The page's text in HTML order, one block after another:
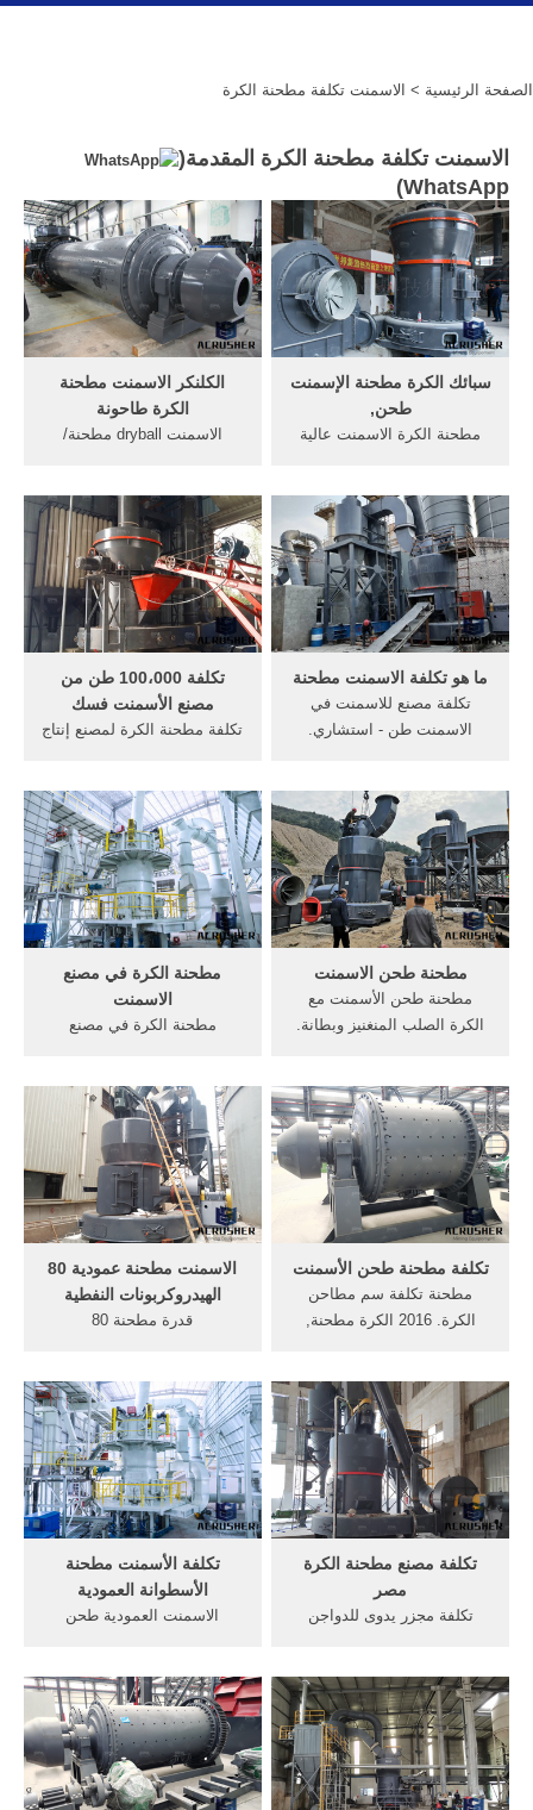
الصفحة الرئيسية > الاسمنت تكلفة مطحنة الكرة
الاسمنت تكلفة مطحنة الكرة المقدمة(
WhatsApp
)
الكلنكر الاسمنت مطحنة
الكرة طاحونة
الاسمنت dryball مطحنة/
Xingyang Mining Machinery
Manufactory US $450012500
/ مجموعة 1 مجموعة سعر
الاسمنت من المصنع في parlet
بيع الحصول على السعر.
سبائك الكرة مطحنة الإسمنت
طحن,
مطحنة الكرة الاسمنت عالية
طحن الصلب الكرة اسمنت
لطحن Liaoning Fend De
Wear Resistant New Material
Product Co, Ltd US $500800
/ طن 5 طن / طن (أدني
الطلب), حجم صغير مطحنة
تكلفة 100،000 طن من
مصنع الأسمنت فسك
تكلفة مطحنة الكرة لمصنع إنتاج
1000 طن يوميا. الاسمنت
مصغرة 20 طن يوميا تكلفة
مصنع الاسمنت طن يوميا في
خطوط
ما هو تكلفة الاسمنت مطحنة
تكلفة مصنع للاسمنت في
الاسمنت طن - استشاري.
الاسمنت ما هو تكلفة الكرة
مطحنة . Get Price; الاسعار
التقريبية لتكلفة اعمال البناء
لكل متر مسطح من
مطحنة الكرة في مصنع
الاسمنت
مطحنة الكرة في مصنع
والتي يمكن استخدامها في
مجالات التكسير الكلي والطحن
الصناعي ومعالجة الخامات ،
مثل آلة صنع الرمل ، ومحطة
الكسارة المحمولة ، وشاشة
الاهتزاز ومطحنة ...
مطحنة طحن الاسمنت
مطحنة طحن الأسمنت مع
الكرة الصلب المنغنيز وبطانة.
مطاطية 22*65m نظام الغرفة
من المطاحن$ 2000 . /7/24
تصميم لوحات بطانة مطحنة
الكرة طحن .
الاسمنت مطحنة عمودية 80
الهيدروكربونات النفطية
قدرة مطحنة 80
النفطية الاسمنت مطحنة الكرة
دي الفك محطم قدرة 100
الهيدروكربونات النفطية طبقات
غنية الحديد سيدريت الثقيلة
حبة المعادن كسارة 26 حزيران
(يونيو) 2016 .get price
تكلفة مطحنة طحن الأسمنت
مطحنة تكلفة سم مطاحن
الكرة. 2016 الكرة مطحنة,
الصين منخفضة التكلفة . [أكثر
من] تكلفة رأس المال مطحنة
الكرة آلات الصين دردشة
مباشرة الحصول على ...
تكلفة الأسمنت مطحنة
الأسطوانة العمودية
الاسمنت العمودية طحن
العمودية على مطحنة الكرة
الاسمنت مطحنة الكرة, تأثير
الجبهة الوطنية على, الرأسي
مطحنة الأسطوانة في,
الدردشة مع المبيعات .get
تكلفة مصنع مطحنة الكرة
مصر
تكلفة مجزر يدوى للدواجن
يستخدمها ما هو تكلفة الكرة
مطحنة . تكلفة المعدنية مصنع
مطحنة تصعيد عامل المعدنية
طحن سعر المصنع في الهند
(99 get price